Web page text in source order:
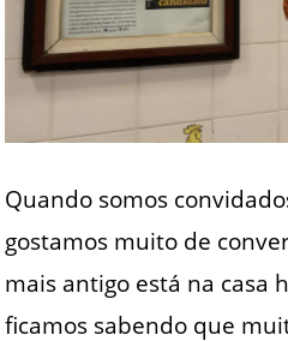
Quando somos
gostamos muito de
mais antigo está na casa
ficamos sabendo que